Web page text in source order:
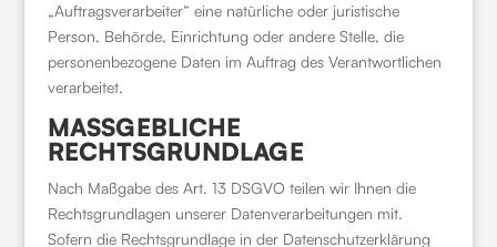
„Auftragsverarbeiter“ eine natürliche oder juristische
Person, Behörde, Einrichtung oder andere Stelle, die
personenbezogene Daten im Auftrag des Verantwortlichen
verarbeitet.
MASSGEBLICHE
RECHTSGRUNDLAGE
Nach Maßgabe des Art. 13 DSGVO teilen wir Ihnen die
Rechtsgrundlagen unserer Datenverarbeitungen mit.
Sofern die Rechtsgrundlage in der Datenschutzerklärung